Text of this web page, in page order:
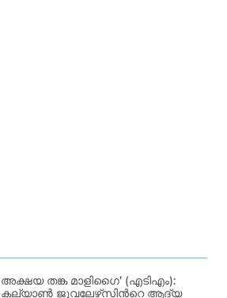
അക്ഷയ തങ്ക മാളിഗൈ’ (എടിഎം):
കല്യാണ്‍ ജുവലേഴ്‌സിന്‍റെ ആദ്യ